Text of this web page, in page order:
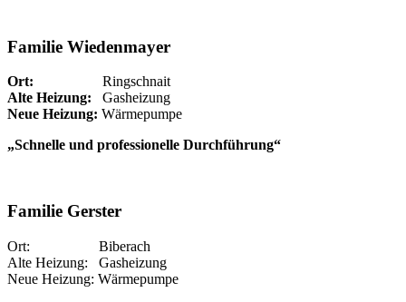
Familie Wiedenmayer
Ort: Ringschnait
Alte Heizung: Gasheizung
Neue Heizung: Wärmepumpe
„Schnelle und professionelle Durchführung“
Familie Gerster
Ort: Biberach
Alte Heizung: Gasheizung
Neue Heizung: Wärmepumpe